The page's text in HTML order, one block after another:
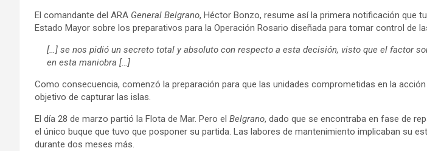
El comandante del ARA General Belgrano, Héctor Bonzo, resume así la primera notificación que
Estado Mayor sobre los preparativos para la Operación Rosario diseñada para tomar control de
[…] se nos pidió un secreto total y absoluto con respecto a esta decisión, visto que el factor
en esta maniobra […]
Como consecuencia, comenzó la preparación para que las unidades comprometidas en la
objetivo de capturar las islas.
El día 28 de marzo partió la Flota de Mar. Pero el Belgrano, dado que se encontraba en fase de
el único buque que tuvo que posponer su partida. Las labores de mantenimiento implicaban su
durante dos meses más.